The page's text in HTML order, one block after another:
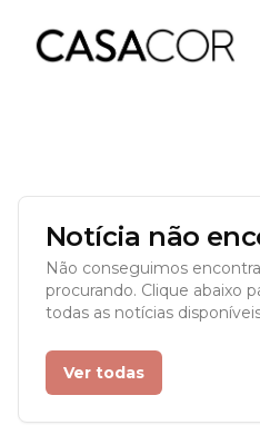
Notícia não
Não conseguimos
procurando. Clique abaixo
todas as notícias
Ver todas